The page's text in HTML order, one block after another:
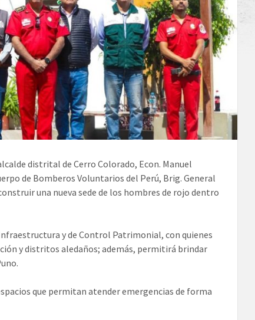
distrital de Cerro Colorado, Econ. Manuel
de Bomberos Voluntarios del Perú, Brig. General
una nueva sede de los hombres de rojo dentro
y de Control Patrimonial, con quienes
y distritos aledaños; además, permitirá brindar
que permitan atender emergencias de forma